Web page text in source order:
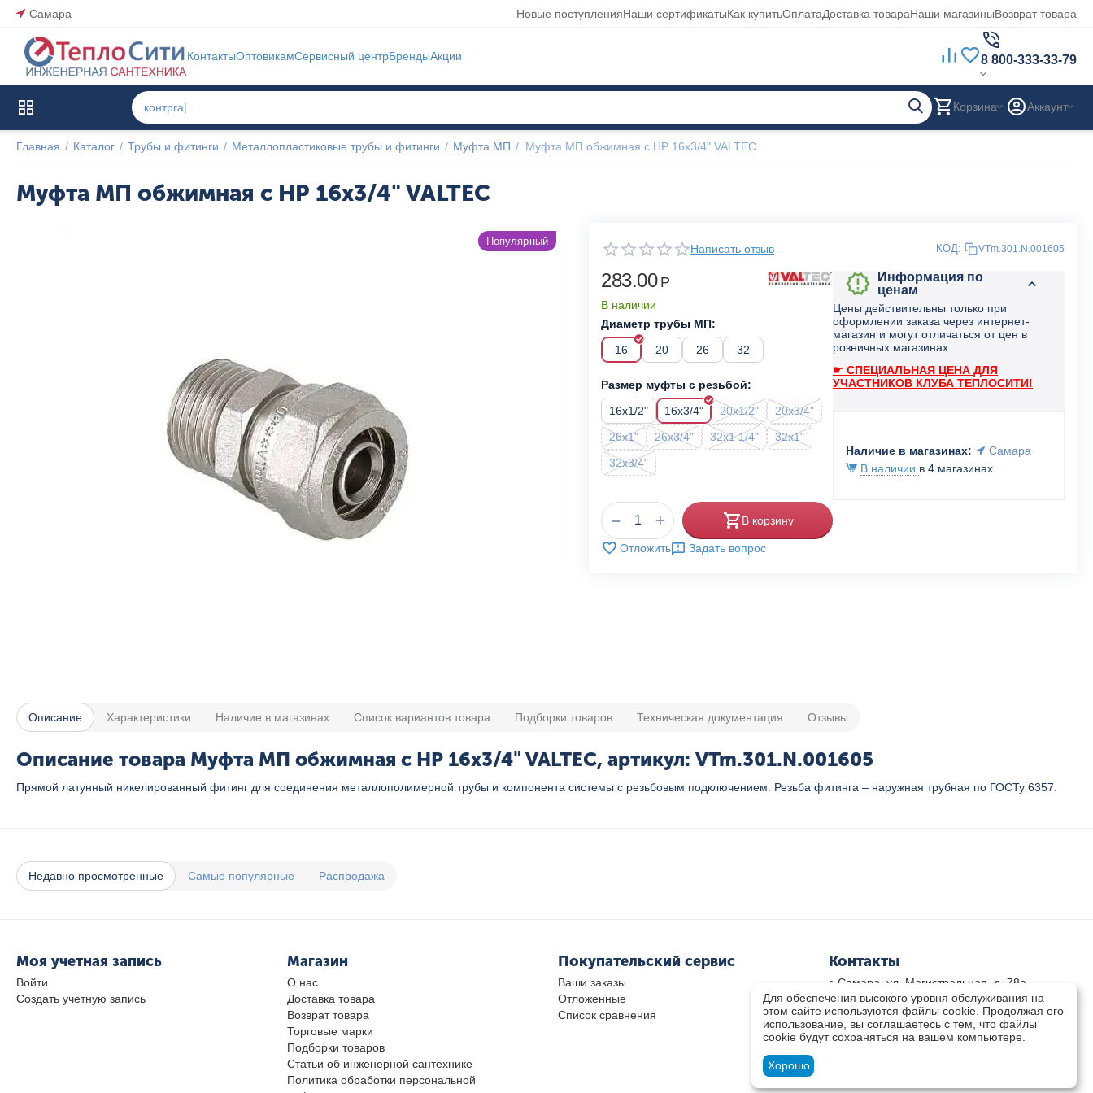
Самара Новые поступленияНаши сертификатыКак купитьОплатаДоставка товараНаши магазиныВозврат товара
КонтактыОптовикамСервисный центрБрендыАкции 8 800-333-33-79
Корзина Аккаунт
Главная / Каталог / Трубы и фитинги / Металлопластиковые трубы и фитинги / Муфта МП / Муфта МП обжимная с НР 16x3/4" VALTEC
Муфта МП обжимная с НР 16x3/4" VALTEC
Популярный
Написать отзыв КОД: VTm.301.N.001605
283.00 Р
В наличии
Диаметр трубы МП:
16
20 26 32
Размер муфты с резьбой:
16x1/2"
16x3/4" 20x1/2"
20x3/4"
26x1"
26x3/4" 32x1 1/4"
32x1"
32x3/4"
+
− В корзину
Отложить Задать вопрос
Информация по
ценам
Цены действительны только при
оформлении заказа через интернет-
магазин и могут отличаться от цен в
розничных магазинах .
☛ СПЕЦИАЛЬНАЯ ЦЕНА ДЛЯ
УЧАСТНИКОВ КЛУБА ТЕПЛОСИТИ!
Наличие в магазинах:
Самара
В наличии в 4 магазинах
Описание Характеристики Наличие в магазинах Список вариантов товара Подборки товаров Техническая документация Отзывы
Описание товара Муфта МП обжимная с НР 16x3/4" VALTEC, артикул: VTm.301.N.001605
Прямой латунный никелированный фитинг для соединения металлополимерной трубы и компонента системы с резьбовым подключением. Резьба фитинга – наружная трубная по ГОСТу 6357.
Недавно просмотренные Самые популярные Распродажа
Моя учетная запись
Войти
Создать учетную запись
Магазин
О нас
Доставка товара
Возврат товара
Торговые марки
Подборки товаров
Статьи об инженерной сантехнике
Политика обработки персональной
Покупательский сервис
Ваши заказы
Отложенные
Список сравнения
Контакты
г. Самара, ул. Магистральная, д. 78а
8 800-333-33-79(звонок бесплатный)
8(846)-211-03-15
Пн-Пт 8.30 - 17.30 Сб 9.00 - 16.00
zakaz@teplocity.com
Для обеспечения высокого уровня обслуживания на
этом сайте используются файлы cookie. Продолжая его
использование, вы соглашаетесь с тем, что файлы
cookie будут сохраняться на вашем компьютере.
Хорошо